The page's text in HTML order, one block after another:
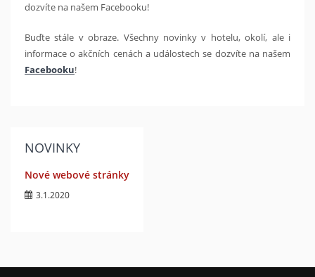
dozvíte na našem Facebooku!
Buďte stále v obraze. Všechny novinky v hotelu, okolí, ale i
informace o akčních cenách a událostech se dozvíte na našem
Facebooku!
NOVINKY
Nové webové stránky
3.1.2020